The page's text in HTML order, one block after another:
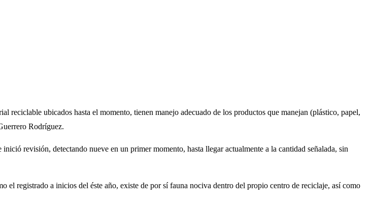
reciclable ubicados hasta el momento, tienen manejo adecuado de los productos que manejan (plástico, papel,
Rodríguez.
revisión, detectando nueve en un primer momento, hasta llegar actualmente a la cantidad señalada, sin
el registrado a inicios del éste año, existe de por sí fauna nociva dentro del propio centro de reciclaje, así como